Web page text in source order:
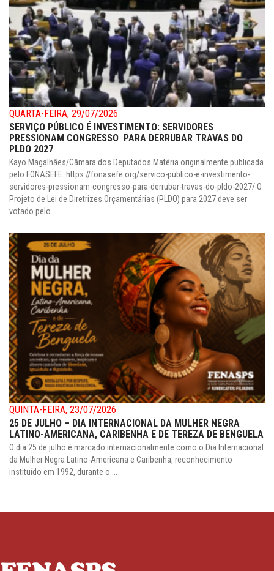
QUARTA-FEIRA, 29/07/2026
SERVIÇO PÚBLICO É INVESTIMENTO: SERVIDORES
PRESSIONAM CONGRESSO PARA DERRUBAR TRAVAS DO
PLDO 2027
Kayo Magalhães/Câmara dos Deputados Matéria originalmente publicada
pelo FONASEFE: https://fonasefe.org/servico-publico-e-investimento-
servidores-pressionam-congresso-para-derrubar-travas-do-pldo-2027/ O
Projeto de Lei de Diretrizes Orçamentárias (PLDO) para 2027 deve ser
votado pelo ...
QUINTA-FEIRA, 23/07/2026
25 DE JULHO – DIA INTERNACIONAL DA MULHER NEGRA
LATINO-AMERICANA, CARIBENHA E DE TEREZA DE BENGUELA
O dia 25 de julho é marcado internacionalmente como o Dia Internacional
da Mulher Negra Latino-Americana e Caribenha, reconhecimento
instituído em 1992, durante o ...